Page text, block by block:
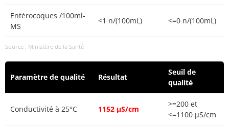
Entérocoques /100ml-
MS
<1 n/(100mL) <=0 n/(100mL)
Source : Ministère de la Santé
Paramètre de qualité Résultat
Seuil de
qualité
Conductivité à 25°C 1152 µS/cm
>=200 et
<=1100 µS/cm